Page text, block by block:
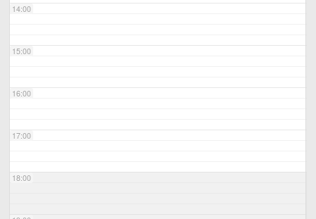
14:00
15:00
16:00
17:00
18:00